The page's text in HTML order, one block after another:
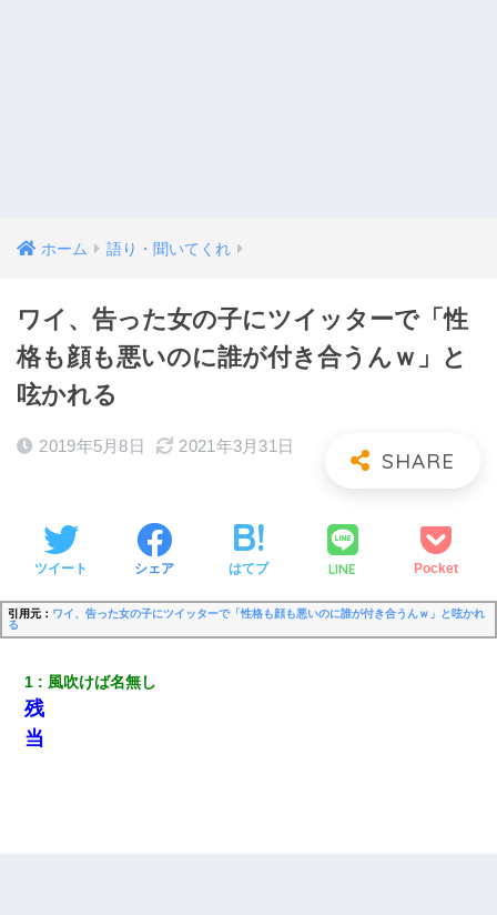
ホーム 語り・聞いてくれ
ワイ、告った女の子にツイッターで「性
格も顔も悪いのに誰が付き合うんｗ」と
呟かれる
2019年5月8日 2021年3月31日
ツイート シェア はてブ LINE Pocket
引用元： ワイ、告った女の子にツイッターで「性格も顔も悪いのに誰が付き合うんｗ」と呟かれ
る
1 風吹けば名無し
残
当